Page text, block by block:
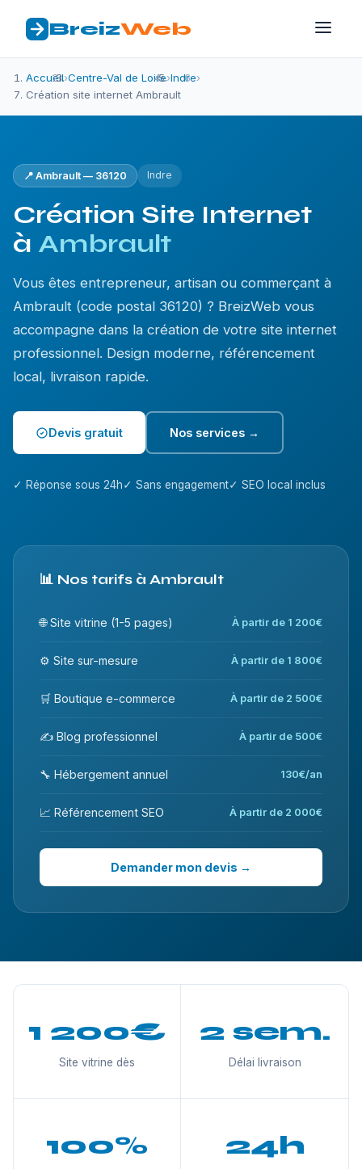
BreizWeb
Accueil›Centre-Val de Loire›Indre›
Création site internet Ambrault
📍 Ambrault — 36120 Indre
Création Site Internet
à Ambrault
Vous êtes entrepreneur, artisan ou commerçant à
Ambrault (code postal 36120) ? BreizWeb vous
accompagne dans la création de votre site internet
professionnel. Design moderne, référencement
local, livraison rapide.
Devis gratuit Nos services →
✓ Réponse sous 24h✓ Sans engagement✓ SEO local inclus
📊 Nos tarifs à Ambrault
🌐 Site vitrine (1-5 pages) À partir de 1 200€
⚙️ Site sur-mesure À partir de 1 800€
🛒 Boutique e-commerce À partir de 2 500€
✍️ Blog professionnel À partir de 500€
🔧 Hébergement annuel 130€/an
📈 Référencement SEO À partir de 2 000€
Demander mon devis →
1 200€
Site vitrine dès
2 sem.
Délai livraison
100% 24h